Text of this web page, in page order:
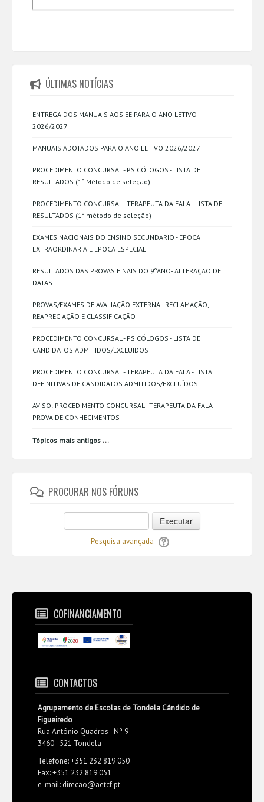
ÚLTIMAS NOTÍCIAS
ENTREGA DOS MANUAIS AOS EE PARA O ANO LETIVO
2026/2027
MANUAIS ADOTADOS PARA O ANO LETIVO 2026/2027
PROCEDIMENTO CONCURSAL - PSICÓLOGOS - LISTA DE
RESULTADOS (1º Método de seleção)
PROCEDIMENTO CONCURSAL - TERAPEUTA DA FALA - LISTA DE
RESULTADOS (1º método de seleção)
EXAMES NACIONAIS DO ENSINO SECUNDÁRIO - ÉPOCA
EXTRAORDINÁRIA E ÉPOCA ESPECIAL
RESULTADOS DAS PROVAS FINAIS DO 9ºANO- ALTERAÇÃO DE
DATAS
PROVAS/EXAMES DE AVALIAÇÃO EXTERNA - RECLAMAÇÃO,
REAPRECIAÇÃO E CLASSIFICAÇÃO
PROCEDIMENTO CONCURSAL - PSICÓLOGOS - LISTA DE
CANDIDATOS ADMITIDOS/EXCLUÍDOS
PROCEDIMENTO CONCURSAL - TERAPEUTA DA FALA - LISTA
DEFINITIVAS DE CANDIDATOS ADMITIDOS/EXCLUÍDOS
AVISO: PROCEDIMENTO CONCURSAL - TERAPEUTA DA FALA -
PROVA DE CONHECIMENTOS
Tópicos mais antigos ...
PROCURAR NOS FÓRUNS
Executar
Pesquisa avançada
COFINANCIAMENTO
CONTACTOS
Agrupamento de Escolas de Tondela Cândido de
Figueiredo
Rua António Quadros - Nº 9
3460 - 521 Tondela
Telefone: +351 232 819 050
Fax: +351 232 819 051
e-mail: direcao@aetcf.pt